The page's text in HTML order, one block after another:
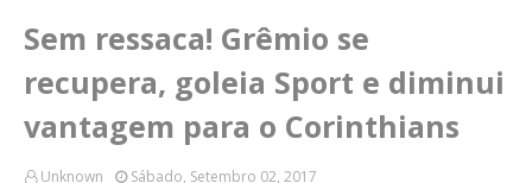
Sem ressaca! Grêmio se
recupera, goleia Sport e diminui
vantagem para o Corinthians
Unknown Sábado, Setembro 02, 2017